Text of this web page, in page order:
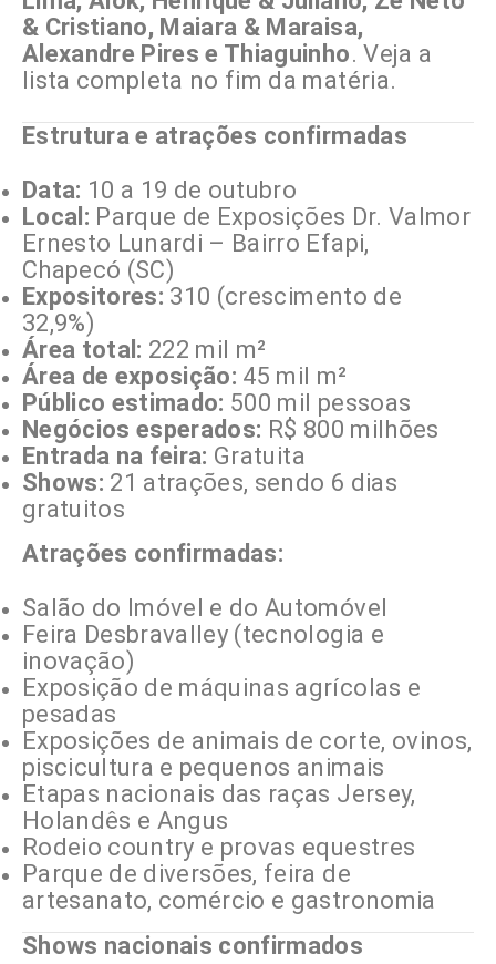
& Cristiano, Maiara & Maraisa,
Alexandre Pires e Thiaguinho. Veja a
lista completa no fim da matéria.
Estrutura e atrações confirmadas
Data: 10 a 19 de outubro
Local: Parque de Exposições Dr. Valmor
Ernesto Lunardi – Bairro Efapi,
Chapecó (SC)
Expositores: 310 (crescimento de
32,9%)
Área total: 222 mil m²
Área de exposição: 45 mil m²
Público estimado: 500 mil pessoas
Negócios esperados: R$ 800 milhões
Entrada na feira: Gratuita
Shows: 21 atrações, sendo 6 dias
gratuitos
Atrações confirmadas:
Salão do Imóvel e do Automóvel
Feira Desbravalley (tecnologia e
inovação)
Exposição de máquinas agrícolas e
pesadas
Exposições de animais de corte, ovinos,
piscicultura e pequenos animais
Etapas nacionais das raças Jersey,
Holandês e Angus
Rodeio country e provas equestres
Parque de diversões, feira de
artesanato, comércio e gastronomia
Shows nacionais confirmados